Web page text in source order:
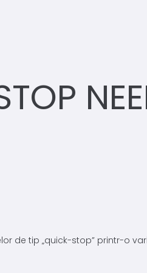
de tip „quick-stop” printr-o